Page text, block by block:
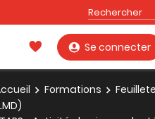
Se connecter
Formations